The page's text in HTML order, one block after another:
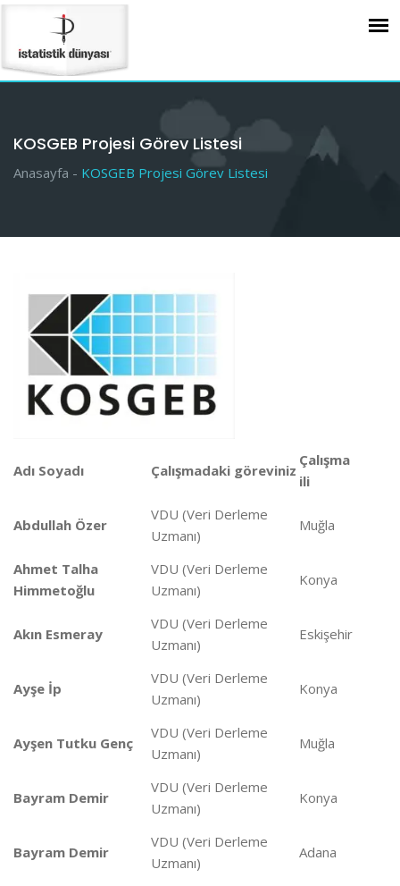
KOSGEB Projesi Görev Listesi
Anasayfa - KOSGEB Projesi Görev Listesi
Adı Soyadı Çalışmadaki göreviniz
Çalışma
ili
Abdullah Özer
VDU (Veri Derleme
Uzmanı)
Muğla
Ahmet Talha
Himmetoğlu
VDU (Veri Derleme
Uzmanı)
Konya
Akın Esmeray
VDU (Veri Derleme
Uzmanı)
Eskişehir
Ayşe İp
VDU (Veri Derleme
Uzmanı)
Konya
Ayşen Tutku Genç
VDU (Veri Derleme
Uzmanı)
Muğla
Bayram Demir
VDU (Veri Derleme
Uzmanı)
Konya
Bayram Demir
VDU (Veri Derleme
Uzmanı)
Adana